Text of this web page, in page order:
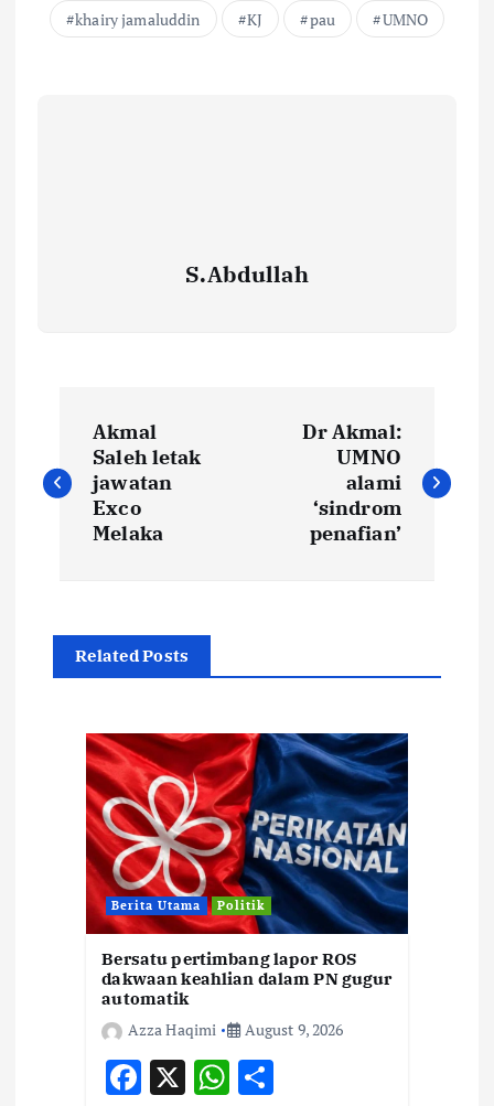
khairy jamaluddin KJ pau UMNO
S.Abdullah
o
n
a
Akmal
Saleh letak
jawatan
Exco
Melaka
Dr Akmal:
UMNO
alami
‘sindrom
penafian’
Related Posts
Berita Utama Politik
Bersatu pertimbang lapor ROS
dakwaan keahlian dalam PN gugur
automatik
Azza Haqimi
August 9, 2026
F X W